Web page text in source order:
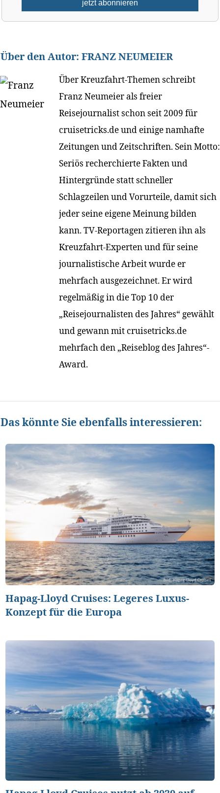
Über den Autor: FRANZ NEUMEIER
Über Kreuzfahrt-Themen schreibt
Franz Neumeier als freier
Reisejournalist schon seit 2009 für
cruisetricks.de und einige namhafte
Zeitungen und Zeitschriften. Sein Motto:
Seriös recherchierte Fakten und
Hintergründe statt schneller
Schlagzeilen und Vorurteile, damit sich
jeder seine eigene Meinung bilden
kann. TV-Reportagen zitieren ihn als
Kreuzfahrt-Experten und für seine
journalistische Arbeit wurde er
mehrfach ausgezeichnet. Er wird
regelmäßig in die Top 10 der
„Reisejournalisten des Jahres“ gewählt
und gewann mit cruisetricks.de
mehrfach den „Reiseblog des Jahres“-
Award.
Das könnte Sie ebenfalls interessieren:
Hapag-Lloyd Cruises: Legeres Luxus-
Konzept für die Europa